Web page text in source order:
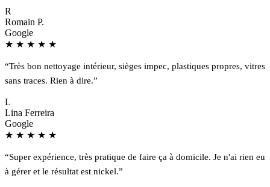
R
Romain P.
Google
★ ★ ★ ★ ★
“Très bon nettoyage intérieur, sièges impec, plastiques propres, vitres
sans traces. Rien à dire.”
L
Lina Ferreira
Google
★ ★ ★ ★ ★
“Super expérience, très pratique de faire ça à domicile. Je n'ai rien eu
à gérer et le résultat est nickel.”